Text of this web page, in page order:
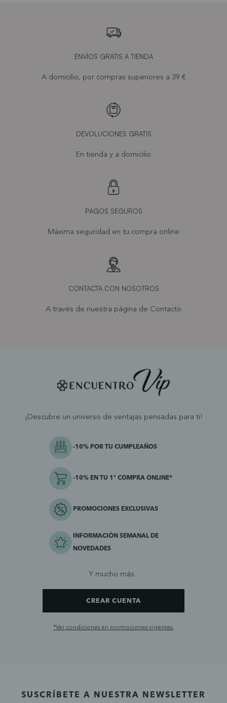
ENVÍOS GRATIS A TIENDA
A domicilio, por compras superiores a 39 €
DEVOLUCIONES GRATIS
En tienda y a domicilio
PAGOS SEGUROS
Máxima seguridad en tu compra online
CONTACTA CON NOSOTROS
A través de nuestra página de Contacto
¡Descubre un universo de ventajas pensadas para ti!
-10% POR TU CUMPLEAÑOS
-10% EN TU 1ª COMPRA ONLINE*
PROMOCIONES EXCLUSIVAS
INFORMACIÓN SEMANAL DE
NOVEDADES
Y mucho más...
CREAR CUENTA
*Ver condiciones en promociones vigentes.
SUSCRÍBETE A NUESTRA NEWSLETTER